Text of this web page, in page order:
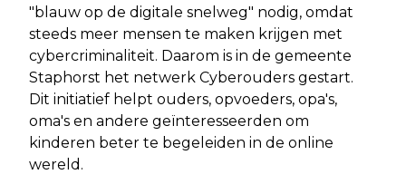
"blauw op de digitale snelweg" nodig, omdat
steeds meer mensen te maken krijgen met
cybercriminaliteit. Daarom is in de gemeente
Staphorst het netwerk Cyberouders gestart.
Dit initiatief helpt ouders, opvoeders, opa's,
oma's en andere geïnteresseerden om
kinderen beter te begeleiden in de online
wereld.